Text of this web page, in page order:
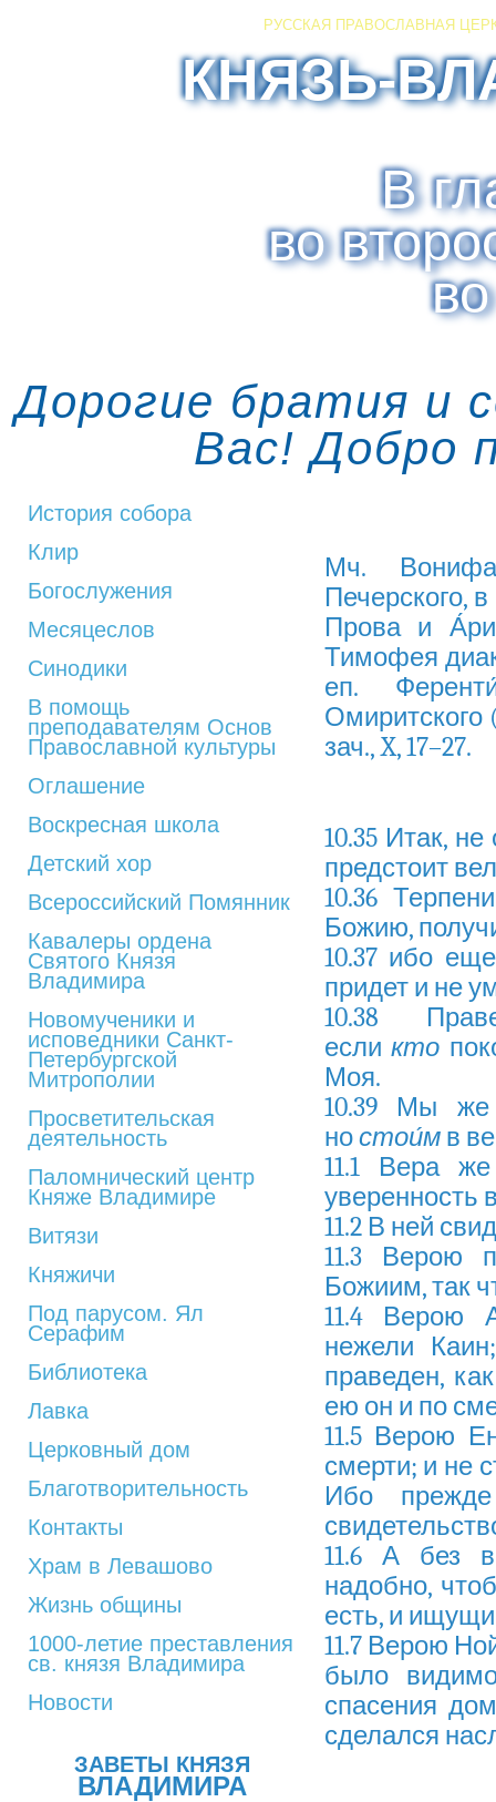
РУССКАЯ ПРАВОСЛАВНАЯ
КНЯЗЬ-
В
во
Дорогие братия и
Вас! Добро
История собора
Клир
Богослужения
Месяцеслов
Синодики
В помощь
преподавателям Основ
Православной культуры
Оглашение
Воскресная школа
Детский хор
Всероссийский Помянник
Кавалеры ордена
Святого Князя
Владимира
Новомученики и
исповедники Санкт-
Петербургской
Митрополии
Просветительская
деятельность
Паломнический центр
Княже Владимире
Витязи
Княжичи
Под парусом. Ял
Серафим
Библиотека
Лавка
Церковный дом
Благотворительность
Контакты
Храм в Левашово
Жизнь общины
1000-летие преставления
св. князя Владимира
Новости
ЗАВЕТЫ КНЯЗЯ
ВЛАДИМИРА
Мч.
Печерского,
Прова и
Тимофея
еп.
Омиритского
зач., X, 17–27.
10.35 Итак,
предстоит
10.36
Божию,
10.37 ибо
придет и не
10.38
есликто
Моя.
10.39 Мы же
ностои́мв
11.1 Вера
уверенность
11.2 В ней
11.3 Верою
Божиим, так
11.4 Верою
нежели
праведен,
ею он и по
11.5 Верою
смерти; и не
Ибо
11.6 А без
надобно,
есть, и
11.7 Верою
было
спасения
сделался